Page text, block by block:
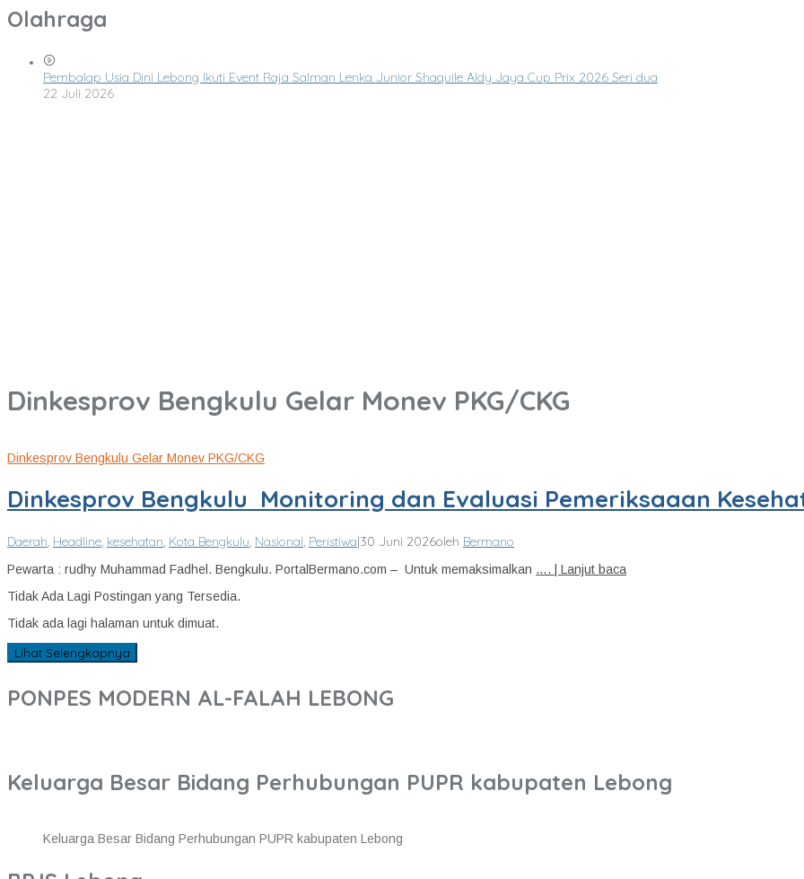
Olahraga
Pembalap Usia Dini Lebong Ikuti Event Raja Salman Lenka Junior Shaquile Aldy Jaya Cup Prix 2026 Seri dua
22 Juli 2026
Dinkesprov Bengkulu Gelar Monev PKG/CKG
Dinkesprov Bengkulu Gelar Monev PKG/CKG
Dinkesprov Bengkulu Monitoring dan Evaluasi Pemeriksaaan
Daerah, Headline, kesehatan, Kota Bengkulu, Nasional, Peristiwa|30 Juni 2026oleh Bermano
Pewarta : rudhy Muhammad Fadhel. Bengkulu. PortalBermano.com – Untuk memaksimalkan …. | Lanjut baca
Tidak Ada Lagi Postingan yang Tersedia.
Tidak ada lagi halaman untuk dimuat.
Lihat Selengkapnya
PONPES MODERN AL-FALAH LEBONG
Keluarga Besar Bidang Perhubungan PUPR kabupaten Lebong
Keluarga Besar Bidang Perhubungan PUPR kabupaten Lebong